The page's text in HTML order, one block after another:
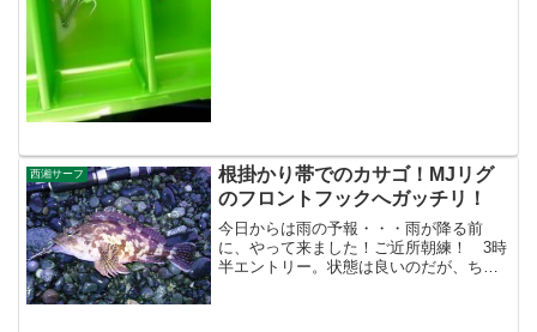
西湘サーフ
根掛かり帯でのカサゴ！MJリグ
のフロントフックへガッチリ！
今日からは雨の予報・・・雨が降る前
に、やって来ました！ご近所朝練！ 3時
半エントリー。状態は良いのだが、ちょ